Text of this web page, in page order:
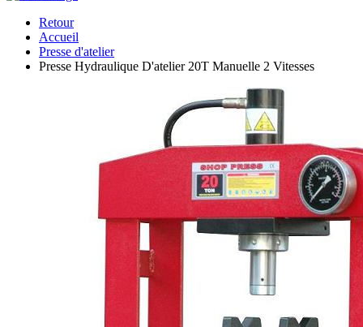
Retour
Accueil
Presse d'atelier
Presse Hydraulique D'atelier 20T Manuelle 2 Vitesses